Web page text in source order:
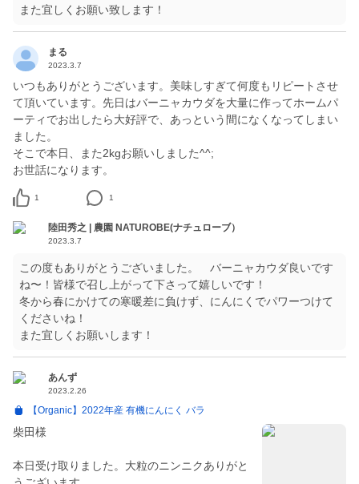
また宜しくお願い致します！
まる
2023.3.7
いつもありがとうございます。美味しすぎて何度もリピートさせ
て頂いています。先日はバーニャカウダを大量に作ってホームパ
ーティでお出したら大好評で、あっという間になくなってしまい
ました。
そこで本日、また2kgお願いしました^^;
お世話になります。
1 1
陸田秀之 | 農園 NATUROBE(ナチュローブ）
2023.3.7
この度もありがとうございました。 バーニャカウダ良いです
ね〜！皆様で召し上がって下さって嬉しいです！
冬から春にかけての寒暖差に負けず、にんにくでパワーつけて
くださいね！
また宜しくお願いします！
あんず
2023.2.26
【Organic】2022年産 有機にんにく バラ
柴田様
本日受け取りました。大粒のニンニクありがと